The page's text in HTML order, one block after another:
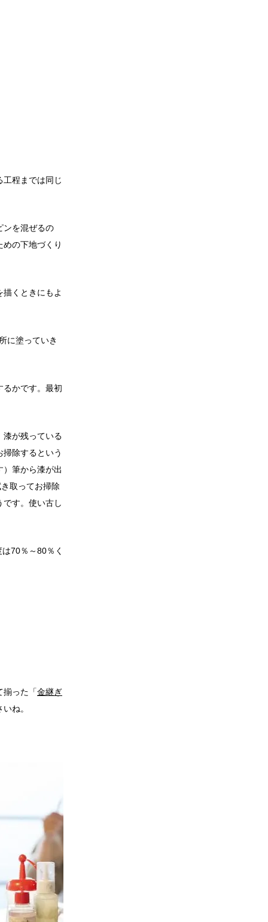
工程までは同じ
ンを混ぜるの
めの下地づくり
描くときにもよ
に塗っていき
かです。 最初
漆が残っている
除するという
筆から漆が出
取ってお掃除
す。使い古し
70％～80％く
揃った「金継ぎ
ね。